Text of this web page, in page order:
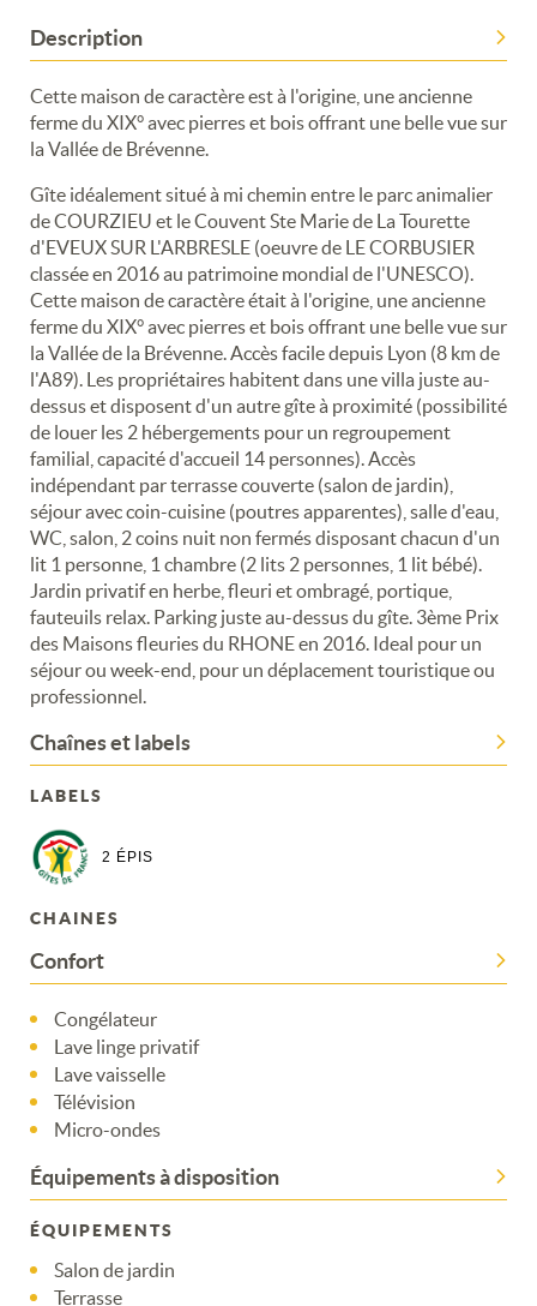
Description
Cette maison de caractère est à l'origine, une ancienne
ferme du XIX° avec pierres et bois offrant une belle vue sur
la Vallée de Brévenne.
Gîte idéalement situé à mi chemin entre le parc animalier
de COURZIEU et le Couvent Ste Marie de La Tourette
d'EVEUX SUR L'ARBRESLE (oeuvre de LE CORBUSIER
classée en 2016 au patrimoine mondial de l'UNESCO).
Cette maison de caractère était à l'origine, une ancienne
ferme du XIX° avec pierres et bois offrant une belle vue sur
la Vallée de la Brévenne. Accès facile depuis Lyon (8 km de
l'A89). Les propriétaires habitent dans une villa juste au-
dessus et disposent d'un autre gîte à proximité (possibilité
de louer les 2 hébergements pour un regroupement
familial, capacité d'accueil 14 personnes). Accès
indépendant par terrasse couverte (salon de jardin),
séjour avec coin-cuisine (poutres apparentes), salle d'eau,
WC, salon, 2 coins nuit non fermés disposant chacun d'un
lit 1 personne, 1 chambre (2 lits 2 personnes, 1 lit bébé).
Jardin privatif en herbe, fleuri et ombragé, portique,
fauteuils relax. Parking juste au-dessus du gîte. 3ème Prix
des Maisons fleuries du RHONE en 2016. Ideal pour un
séjour ou week-end, pour un déplacement touristique ou
professionnel.
Chaînes et labels
LABELS
2 ÉPIS
CHAINES
Confort
Congélateur
Lave linge privatif
Lave vaisselle
Télévision
Micro-ondes
Équipements à disposition
ÉQUIPEMENTS
Salon de jardin
Terrasse